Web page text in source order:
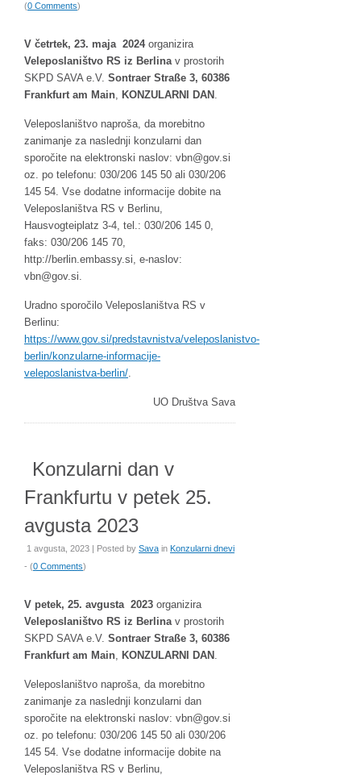
(0 Comments)
V četrtek, 23. maja 2024organizira
Veleposlaništvo RS iz Berlinav prostorih
SKPD SAVA e.V. Sontraer Straße 3, 60386
Frankfurt am Main, KONZULARNI DAN .
Veleposlaništvo naproša, da morebitno
zanimanje za naslednji konzularni dan
sporočite na elektronski naslov:
is.vo
g@nbv
oz. po telefonu: 030/206 145 50 ali 030/206
145 54. Vse dodatne informacije dobite na
Veleposlaništva RS v Berlinu,
Hausvogteiplatz 3-4, tel.: 030/206 145 0,
faks: 030/206 145 70,
http://berlin.embassy.si, e-naslov:
is.vo
g@nbv .
Uradno sporočilo Veleposlaništva RS v
Berlinu:
https://www.gov.si/predstavnistva/veleposlanistvo-
berlin/konzularne-informacije-
veleposlanistva-berlin/.
UO Društva Sava
Konzularni dan v
Frankfurtu v petek 25.
avgusta 2023
1 avgusta, 2023 | Posted by Sava in Konzularni dnevi
- (0 Comments)
V petek, 25. avgusta 2023 organizira
Veleposlaništvo RS iz Berlinav prostorih
SKPD SAVA e.V. Sontraer Straße 3, 60386
Frankfurt am Main, KONZULARNI DAN .
Veleposlaništvo naproša, da morebitno
zanimanje za naslednji konzularni dan
sporočite na elektronski naslov:
is.vo
g@nbv
oz. po telefonu: 030/206 145 50 ali 030/206
145 54. Vse dodatne informacije dobite na
Veleposlaništva RS v Berlinu,